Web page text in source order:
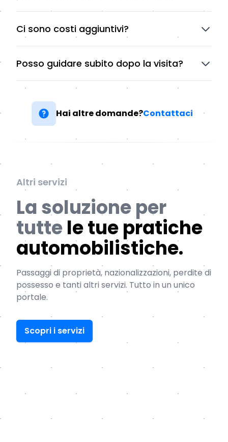
Ci sono costi aggiuntivi?
Posso guidare subito dopo la visita?
Hai altre domande?Contattaci
Altri servizi
La soluzione per
tuttele tue pratiche
automobilistiche.
Passaggi di proprietà, nazionalizzazioni, perdite di
possesso e tanti altri servizi. Tutto in un unico
portale.
Scopri i servizi